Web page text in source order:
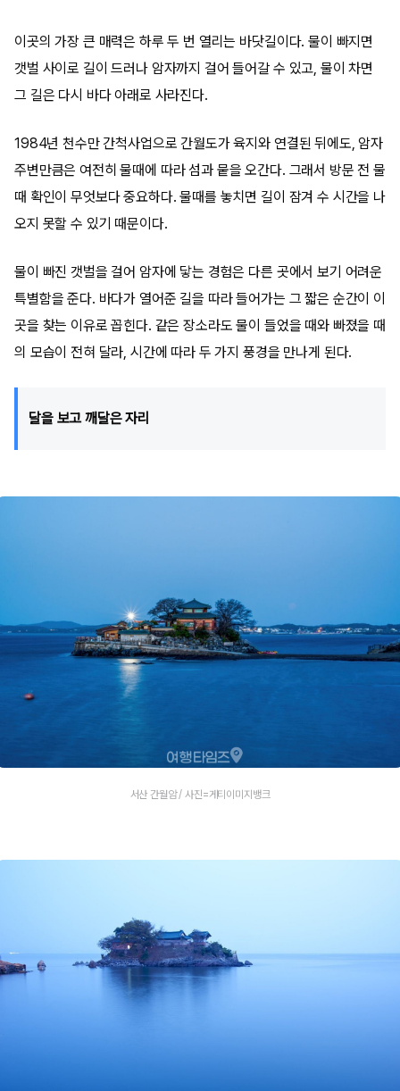
이곳의 가장 큰 매력은 하루 두 번 열리는 바닷길이다. 물이 빠지면
갯벌 사이로 길이 드러나 암자까지 걸어 들어갈 수 있고, 물이 차면
그 길은 다시 바다 아래로 사라진다.
1984년 천수만 간척사업으로 간월도가 육지와 연결된 뒤에도, 암자
주변만큼은 여전히 물때에 따라 섬과 뭍을 오간다. 그래서 방문 전 물
때 확인이 무엇보다 중요하다. 물때를 놓치면 길이 잠겨 수 시간을 나
오지 못할 수 있기 때문이다.
물이 빠진 갯벌을 걸어 암자에 닿는 경험은 다른 곳에서 보기 어려운
특별함을 준다. 바다가 열어준 길을 따라 들어가는 그 짧은 순간이 이
곳을 찾는 이유로 꼽힌다. 같은 장소라도 물이 들었을 때와 빠졌을 때
의 모습이 전혀 달라, 시간에 따라 두 가지 풍경을 만나게 된다.
달을 보고 깨달은 자리
서산 간월암 / 사진=게티이미지뱅크